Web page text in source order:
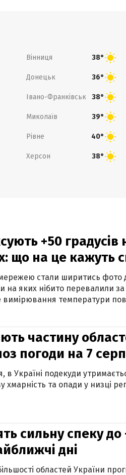
Вінниця 38°
Донецьк 36°
Івано-Франківськ 38°
Миколаїв 39°
Рівне 40°
Херсон 38°
+50
що на це кажуть
стали ширитись фото
на яких нібито перевалили
температури
частину
погоди на 7
в Україні подекуди
хмарність та опади у низці
сильну спеку до
дні
областей України